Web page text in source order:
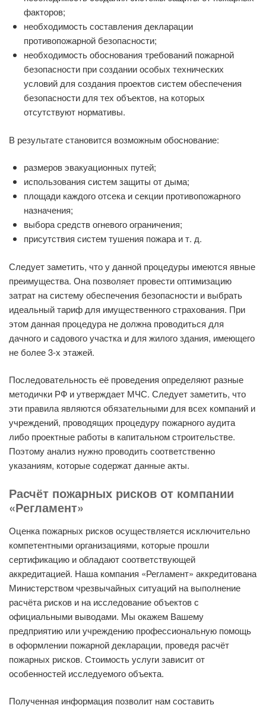
факторов;
необходимость составления декларации
противопожарной безопасности;
необходимость обоснования требований пожарной
безопасности при создании особых технических
условий для создания проектов систем обеспечения
безопасности для тех объектов, на которых
отсутствуют нормативы.
В результате становится возможным обоснование:
размеров эвакуационных путей;
использования систем защиты от дыма;
площади каждого отсека и секции противопожарного
назначения;
выбора средств огневого ограничения;
присутствия систем тушения пожара и т. д.
Следует заметить, что у данной процедуры имеются явные
преимущества. Она позволяет провести оптимизацию
затрат на систему обеспечения безопасности и выбрать
идеальный тариф для имущественного страхования. При
этом данная процедура не должна проводиться для
дачного и садового участка и для жилого здания, имеющего
не более 3-х этажей.
Последовательность её проведения определяют разные
методички РФ и утверждает МЧС. Следует заметить, что
эти правила являются обязательными для всех компаний и
учреждений, проводящих процедуру пожарного аудита
либо проектные работы в капитальном строительстве.
Поэтому анализ нужно проводить соответственно
указаниям, которые содержат данные акты.
Расчёт пожарных рисков от компании
«Регламент»
Оценка пожарных рисков осуществляется исключительно
компетентными организациями, которые прошли
сертификацию и обладают соответствующей
аккредитацией. Наша компания «Регламент» аккредитована
Министерством чрезвычайных ситуаций на выполнение
расчёта рисков и на исследование объектов с
официальными выводами. Мы окажем Вашему
предприятию или учреждению профессиональную помощь
в оформлении пожарной декларации, проведя расчёт
пожарных рисков. Стоимость услуги зависит от
особенностей исследуемого объекта.
Полученная информация позволит нам составить